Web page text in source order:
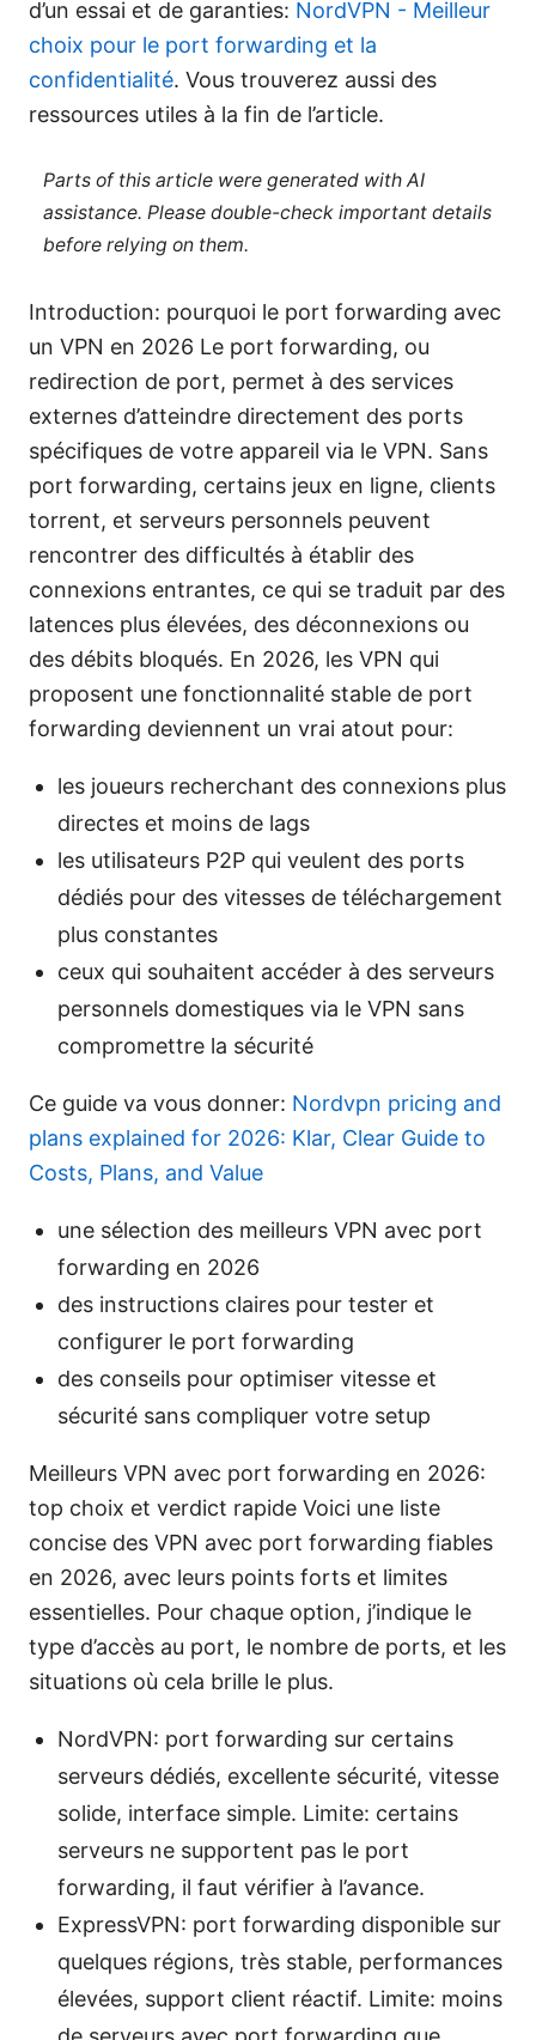
d’un essai et de garanties: NordVPN - Meilleur
choix pour le port forwarding et la
confidentialité. Vous trouverez aussi des
ressources utiles à la fin de l’article.
Parts of this article were generated with AI
assistance. Please double-check important details
before relying on them.
Introduction: pourquoi le port forwarding avec
un VPN en 2026 Le port forwarding, ou
redirection de port, permet à des services
externes d’atteindre directement des ports
spécifiques de votre appareil via le VPN. Sans
port forwarding, certains jeux en ligne, clients
torrent, et serveurs personnels peuvent
rencontrer des difficultés à établir des
connexions entrantes, ce qui se traduit par des
latences plus élevées, des déconnexions ou
des débits bloqués. En 2026, les VPN qui
proposent une fonctionnalité stable de port
forwarding deviennent un vrai atout pour:
les joueurs recherchant des connexions plus
directes et moins de lags
les utilisateurs P2P qui veulent des ports
dédiés pour des vitesses de téléchargement
plus constantes
ceux qui souhaitent accéder à des serveurs
personnels domestiques via le VPN sans
compromettre la sécurité
Ce guide va vous donner: Nordvpn pricing and
plans explained for 2026: Klar, Clear Guide to
Costs, Plans, and Value
une sélection des meilleurs VPN avec port
forwarding en 2026
des instructions claires pour tester et
configurer le port forwarding
des conseils pour optimiser vitesse et
sécurité sans compliquer votre setup
Meilleurs VPN avec port forwarding en 2026:
top choix et verdict rapide Voici une liste
concise des VPN avec port forwarding fiables
en 2026, avec leurs points forts et limites
essentielles. Pour chaque option, j’indique le
type d’accès au port, le nombre de ports, et les
situations où cela brille le plus.
NordVPN: port forwarding sur certains
serveurs dédiés, excellente sécurité, vitesse
solide, interface simple. Limite: certains
serveurs ne supportent pas le port
forwarding, il faut vérifier à l’avance.
ExpressVPN: port forwarding disponible sur
quelques régions, très stable, performances
élevées, support client réactif. Limite: moins